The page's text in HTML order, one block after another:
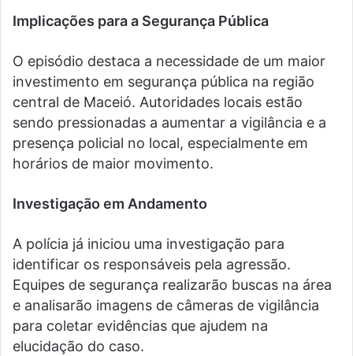
Implicações para a Segurança Pública
O episódio destaca a necessidade de um maior
investimento em segurança pública na região
central de Maceió. Autoridades locais estão
sendo pressionadas a aumentar a vigilância e a
presença policial no local, especialmente em
horários de maior movimento.
Investigação em Andamento
A polícia já iniciou uma investigação para
identificar os responsáveis pela agressão.
Equipes de segurança realizarão buscas na área
e analisarão imagens de câmeras de vigilância
para coletar evidências que ajudem na
elucidação do caso.